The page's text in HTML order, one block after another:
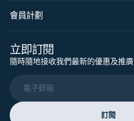
會員計劃
立即訂閱
隨時隨地接收我們最新的優惠及推廣
電子郵箱
訂閱